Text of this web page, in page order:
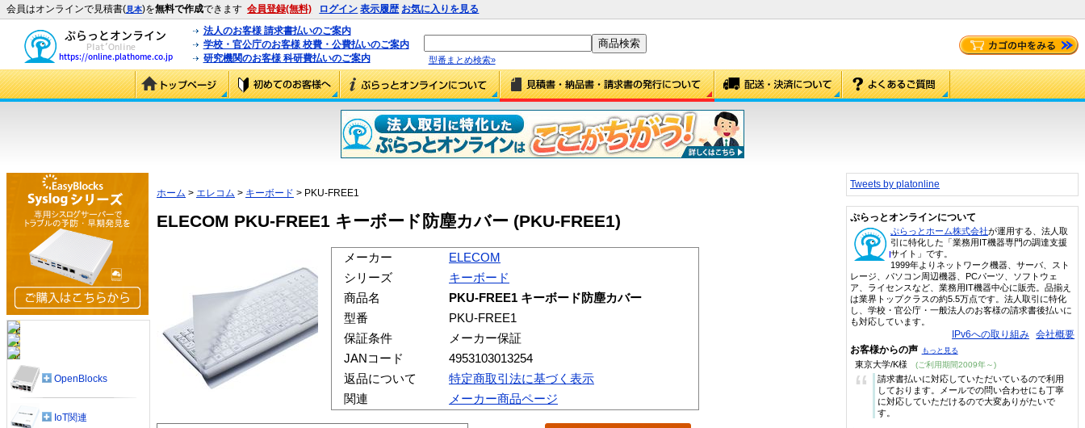
会員はオンラインで見積書(見本)を無料で作成できます 会員登録(無料) ログイン 表示履歴 お気に入りを見る
法人のお客様 請求書払いのご案内
学校・官公庁のお客様 校費・公費払いのご案内
研究機関のお客様 科研費払いのご案内
型番まとめ検索»
ホーム > エレコム > キーボード > PKU-FREE1
ELECOM PKU-FREE1 キーボード防塵カバー (PKU-FREE1)
メーカー
ELECOM
シリーズ
キーボード
商品名
PKU-FREE1 キーボード防塵カバー
型番
PKU-FREE1
保証条件
メーカー保証
JANコード
4953103013254
返品について
特定商取引法に基づく表示
関連
メーカー商品ページ
OpenBlocks
IoT関連
Tweets by platonline
ぷらっとオンラインについて
ぷらっとホーム株式会社が運用する、法人取
引に特化した「業務用IT機器専門の調達支援
サイト」です。
1999年よりネットワーク機器、サーバ、スト
レージ、パソコン周辺機器、PCパーツ、ソフトウェ
ア、ライセンスなど、業務用IT機器中心に販売。品揃え
は業界トップクラスの約5.5万点です。法人取引に特化
し、学校・官公庁・一般法人のお客様の請求書後払いに
も対応しています。
IPv6への取り組み 会社概要
お客様からの声 もっと見る
東京大学/K様 (ご利用期間2009年～)
“
請求書払いに対応していただいているので利用
しております。メールでの問い合わせにも丁寧
に対応していただけるので大変ありがたいで
す。